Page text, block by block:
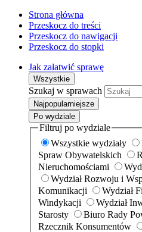
Strona główna
Przeskocz do treści
Przeskocz do nawigacji
Przeskocz do stopki
Jak załatwić sprawę
Wszystkie
Szukaj w sprawach
Najpopularniejsze
Po wydziale
Filtruj po wydziale
Wszystkie wydziały
Spraw Obywatelskich
Nieruchomościami
Wydział Rozwoju i
Komunikacji
Wydział
Windykacji
Wydział
Starosty
Biuro Rady
Rzecznik Konsumentów